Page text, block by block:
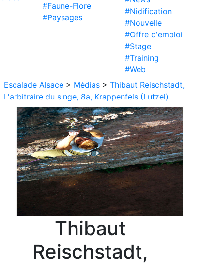
#Faune-Flore
#Paysages
#Nidification
#Nouvelle
#Offre d'emploi
#Stage
#Training
#Web
Escalade Alsace > Médias > Thibaut Reischstadt,
L'arbitraire du singe, 8a, Krappenfels (Lutzel)
Thibaut
Reischstadt,